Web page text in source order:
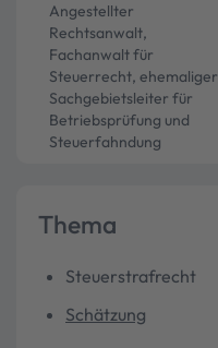
Angestellter
Rechtsanwalt,
Fachanwalt für
Steuerrecht, ehemaliger
Sachgebietsleiter für
Betriebsprüfung und
Steuerfahndung
Thema
Steuerstrafrecht
Schätzung